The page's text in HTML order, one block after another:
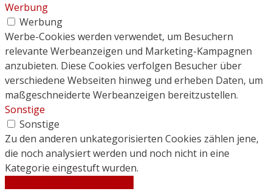
Werbung
Werbung
Werbe-Cookies werden verwendet, um Besuchern
relevante Werbeanzeigen und Marketing-Kampagnen
anzubieten. Diese Cookies verfolgen Besucher über
verschiedene Webseiten hinweg und erheben Daten, um
maßgeschneiderte Werbeanzeigen bereitzustellen.
Sonstige
Sonstige
Zu den anderen unkategorisierten Cookies zählen jene,
die noch analysiert werden und noch nicht in eine
Kategorie eingestuft wurden.